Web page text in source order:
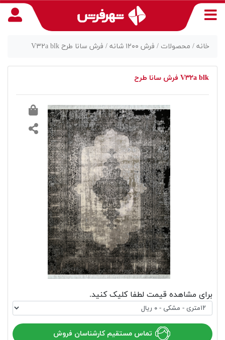
دسترسی
خانه / محصولات / فرش ۱۲۰۰ شانه / فرش سانا طرح V۳۲a blk
فرش سانا طرح V۳۲a blk
برای مشاهده قیمت لطفا کلیک کنید.
تماس مستقیم کارشناسان فروش